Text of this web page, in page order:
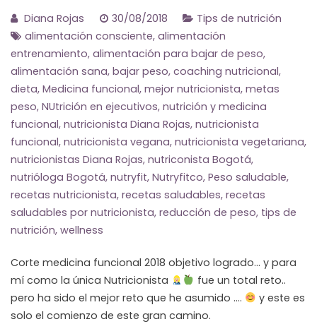
Diana Rojas 30/08/2018
Tips de nutrición
alimentación consciente, alimentación
entrenamiento, alimentación para bajar de peso,
alimentación sana, bajar peso, coaching nutricional,
dieta, Medicina funcional, mejor nutricionista, metas
peso, NUtrición en ejecutivos, nutrición y medicina
funcional, nutricionista Diana Rojas, nutricionista
funcional, nutricionista vegana, nutricionista vegetariana,
nutricionistas Diana Rojas, nutriconista Bogotá,
nutrióloga Bogotá, nutryfit, Nutryfitco, Peso saludable,
recetas nutricionista, recetas saludables, recetas
saludables por nutricionista, reducción de peso, tips de
nutrición, wellness
Corte medicina funcional 2018 objetivo logrado… y para
mí como la única Nutricionista
fue un total reto..
pero ha sido el mejor reto que he asumido ….
y este es
solo el comienzo de este gran camino.